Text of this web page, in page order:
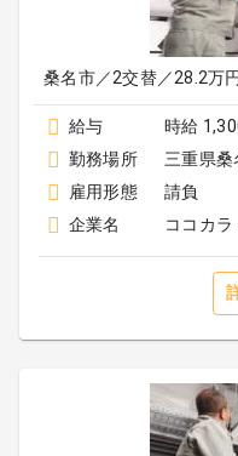
桑名市／2交替／28.2万
給与
時給
勤務場所
三重県桑
雇用形態
請負
企業名
ココカ